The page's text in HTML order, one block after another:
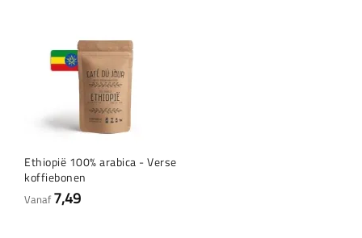
Ethiopië 100% arabica - Verse
koffiebonen
Vanaf 7,49